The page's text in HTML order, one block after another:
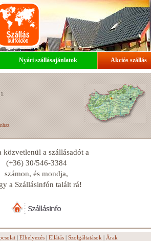
Nyári szállásajánlatok Akciós szállás
közvetlenül a szállásadót a
(+36) 30/546-3384
számon, és mondja,
a Szállásinfón talált rá!
| Elhelyezés| Ellátás| Szolgáltatások | Árak